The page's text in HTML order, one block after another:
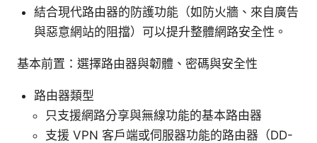
結合現代路由器的防護功能（如防火牆、來自廣告
與惡意網站的阻擋）可以提升整體網路安全性。
基本前置：選擇路由器與韌體、密碼與安全性
路由器類型
只支援網路分享與無線功能的基本路由器
支援 VPN 客戶端或伺服器功能的路由器（DD-